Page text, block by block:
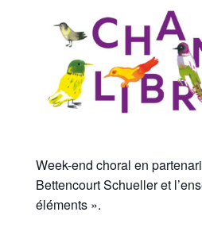
Week-end choral en
Bettencourt Schueller et
éléments ».